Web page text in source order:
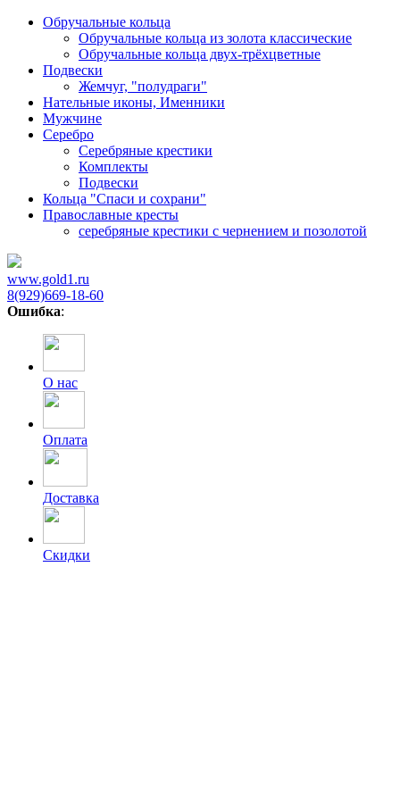
Обручальные кольца
Обручальные кольца из золота классические
Обручальные кольца двух-трёхцветные
Подвески
Жемчуг, "полудраги"
Нательные иконы, Именники
Мужчине
Серебро
Серебряные крестики
Комплекты
Подвески
Кольца "Спаси и сохрани"
Православные кресты
cеребряные крестики с чернением и позолотой
www.gold1.ru
8(929)669-18-60
Ошибка:
О нас
Оплата
Доставка
Скидки